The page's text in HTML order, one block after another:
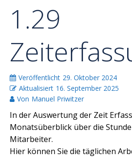
1.29
Veröffentlicht 29. Oktober 2024
Aktualisiert 16. September 2025
Von Manuel Priwitzer
In der Auswertung der Zeit
Monatsüberblick über die
Mitarbeiter.
Hier können Sie die täglichen